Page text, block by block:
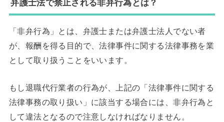
弁護士法で禁止される非弁行為とは？
「非弁行為」とは、弁護士または弁護士法人でない者
が、報酬を得る目的で、法律事件に関する法律事務を業
として取り扱うことをいいます。
もし退職代行業者の行為が、上記の「法律事件に関する
法律事務の取り扱い」に該当する場合には、非弁行為と
して違法となるので注意しなければなりません。